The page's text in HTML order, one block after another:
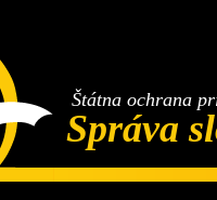
Štátna ochrana
Správa